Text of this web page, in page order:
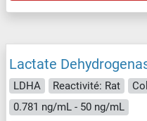
Lactate
LDHA Reactivité: Rat
0.781 ng/mL - 50 ng/mL